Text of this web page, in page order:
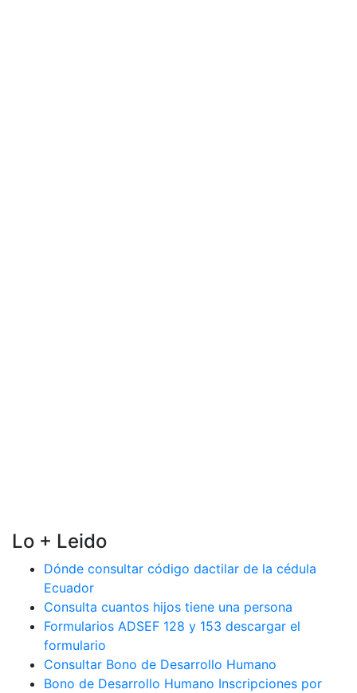
Lo + Leido
Dónde consultar código dactilar de la cédula
Ecuador
Consulta cuantos hijos tiene una persona
Formularios ADSEF 128 y 153 descargar el
formulario
Consultar Bono de Desarrollo Humano
Bono de Desarrollo Humano Inscripciones por